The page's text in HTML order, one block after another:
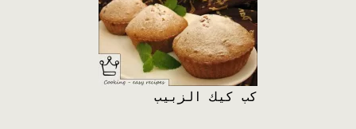
كب كيك الزبيب